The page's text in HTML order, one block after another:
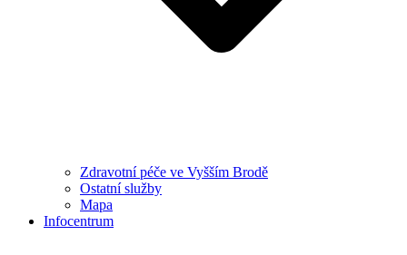
Zdravotní péče ve Vyšším Brodě
Ostatní služby
Mapa
Infocentrum